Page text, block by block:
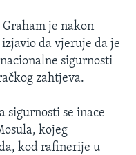
je nakon
da vjeruje da je
sigurnosti
zahtjeva.
sigurnosti se inace
kojeg
kod rafinerije u